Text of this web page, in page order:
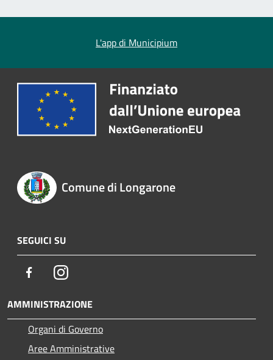
L'app di Municipium
Comune di Longarone
SEGUICI SU
FacebookInstagram
AMMINISTRAZIONE
Organi di Governo
Aree Amministrative